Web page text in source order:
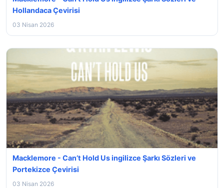
Hollandaca Çevirisi
03 Nisan 2026
Macklemore - Can’t Hold Us ingilizce Şarkı Sözleri ve
Portekizce Çevirisi
03 Nisan 2026